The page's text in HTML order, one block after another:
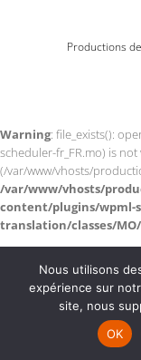
Productions
Nous utilisons
expérience sur
site, nous
OK
Warning: file_exists():
scheduler-fr_FR.mo) is
(/var/www/vhosts/
/var/www/vhosts/
content/plugins/wpml-
translation/classes/
Warning
: file_exists():
scheduler-
(/var/www/vhosts/
/var/www/vhosts/
content/plugins/wpml-
translation/classes/